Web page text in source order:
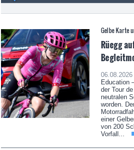
Gelbe Karte
Rüegg
06.08.2026
Education
der Tour
neutralen
worden.
einer
von 200
Vorfall...